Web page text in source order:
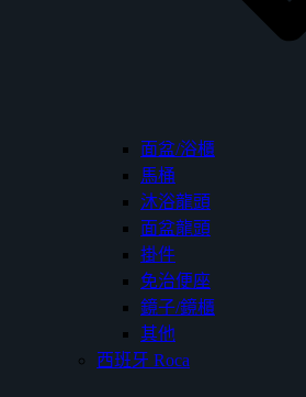
面盆/浴櫃
馬桶
沐浴龍頭
面盆龍頭
掛件
免治便座
鏡子/鏡櫃
其他
西班牙 Roca